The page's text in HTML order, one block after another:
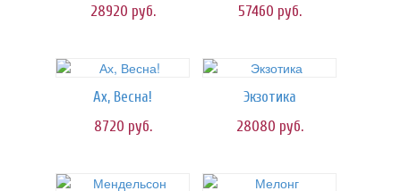
28920 руб.
57460 руб.
Ах, Весна!
8720 руб.
Экзотика
28080 руб.